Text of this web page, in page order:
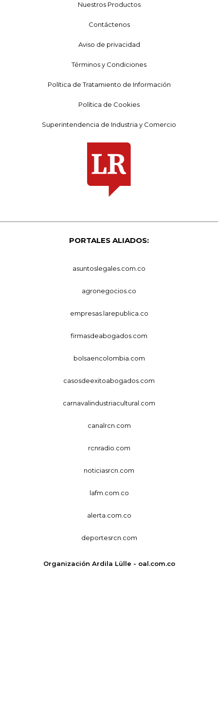
Nuestros Productos
Contáctenos
Aviso de privacidad
Términos y Condiciones
Política de Tratamiento de Información
Política de Cookies
Superintendencia de Industria y Comercio
PORTALES ALIADOS:
asuntoslegales.com.co
agronegocios.co
empresas.larepublica.co
firmasdeabogados.com
bolsaencolombia.com
casosdeexitoabogados.com
carnavalindustriacultural.com
canalrcn.com
rcnradio.com
noticiasrcn.com
lafm.com.co
alerta.com.co
deportesrcn.com
Organización Ardila Lülle - oal.com.co